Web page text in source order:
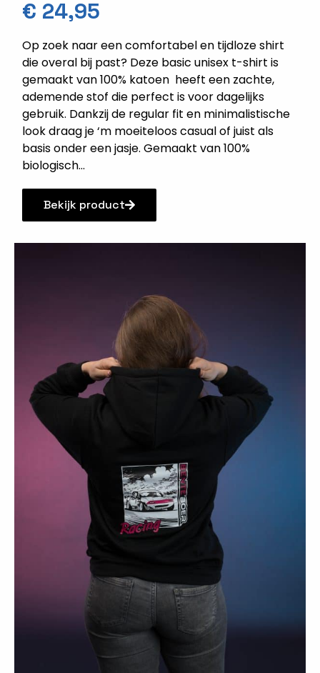
€ 24,95
Op zoek naar een comfortabel en tijdloze shirt
die overal bij past? Deze basic unisex t-shirt is
gemaakt van 100% katoen heeft een zachte,
ademende stof die perfect is voor dagelijks
gebruik. Dankzij de regular fit en minimalistische
look draag je ‘m moeiteloos casual of juist als
basis onder een jasje. Gemaakt van 100%
biologisch...
Bekijk product